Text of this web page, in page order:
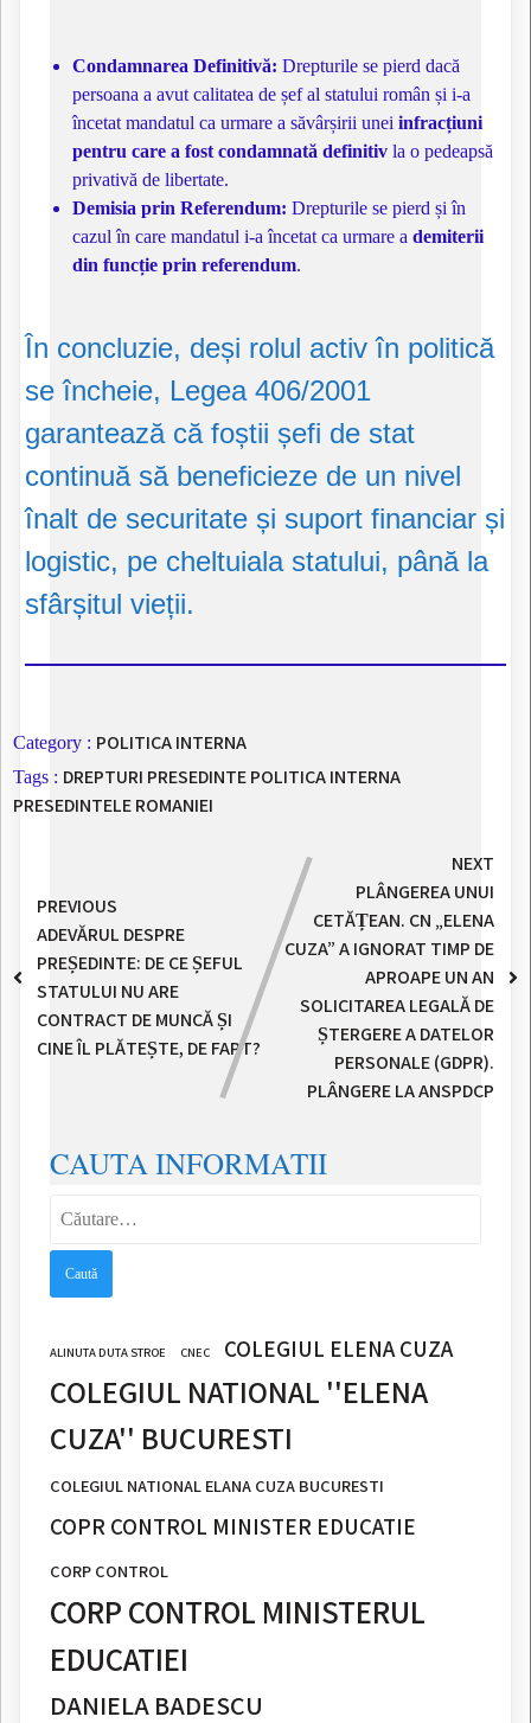
Condamnarea Definitivă: Drepturile se pierd dacă
persoana a avut calitatea de șef al statului român și i-a
încetat mandatul ca urmare a săvârșirii unei infracțiuni
pentru care a fost condamnată definitiv la o pedeapsă
privativă de libertate.
Demisia prin Referendum: Drepturile se pierd și în
cazul în care mandatul i-a încetat ca urmare a demiterii
din funcție prin referendum.
În concluzie, deși rolul activ în politică
se încheie, Legea 406/2001
garantează că foștii șefi de stat
continuă să beneficieze de un nivel
înalt de securitate și suport financiar și
logistic, pe cheltuiala statului, până la
sfârșitul vieții.
Category : POLITICA INTERNA
Tags : DREPTURI PRESEDINTEPOLITICA INTERNA
PRESEDINTELE ROMANIEI
PREVIOUS
ADEVĂRUL DESPRE
PREȘEDINTE: DE CE ȘEFUL
STATULUI NU ARE
CONTRACT DE MUNCĂ ȘI
CINE ÎL PLĂTEȘTE, DE FAPT?
NEXT
PLÂNGEREA UNUI
CETĂȚEAN. CN „ELENA
CUZA” A IGNORAT TIMP DE
APROAPE UN AN
SOLICITAREA LEGALĂ DE
ȘTERGERE A DATELOR
PERSONALE (GDPR).
PLÂNGERE LA ANSPDCP
CAUTA INFORMATII
ALINUTA DUTA STROE CNEC COLEGIUL ELENA CUZA
COLEGIUL NATIONAL ''ELENA
CUZA'' BUCURESTI
COLEGIUL NATIONAL ELANA CUZA BUCURESTI
COPR CONTROL MINISTER EDUCATIE
CORP CONTROL
CORP CONTROL MINISTERUL
EDUCATIEI
DANIELA BADESCU